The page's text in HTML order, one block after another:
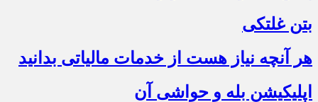
بتن غلتکی
هر آنچه نیاز هست از خدمات مالیاتی بدانید
اپلیکیشن بله و حواشی آن